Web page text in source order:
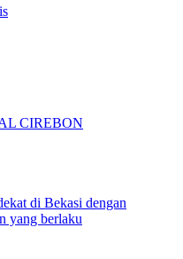
CIREBON
di Bekasi dengan
yang berlaku